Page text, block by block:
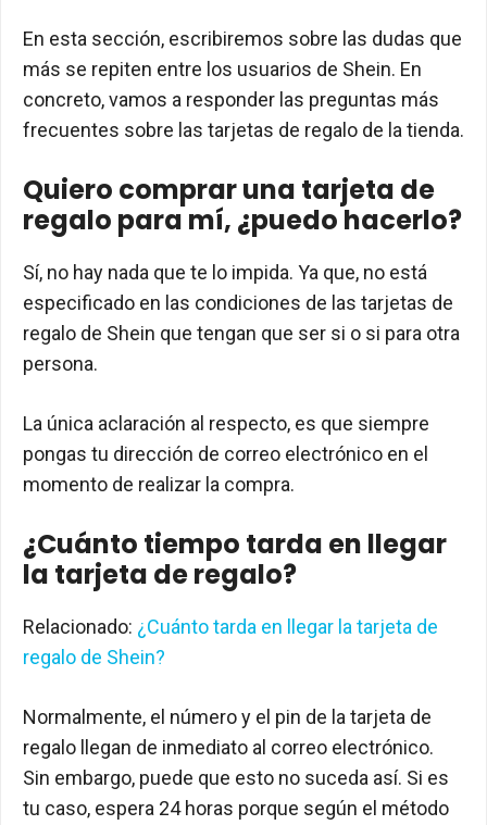
En esta sección, escribiremos sobre las dudas que
más se repiten entre los usuarios de Shein. En
concreto, vamos a responder las preguntas más
frecuentes sobre las tarjetas de regalo de la tienda.
Quiero comprar una tarjeta de
regalo para mí, ¿puedo hacerlo?
Sí, no hay nada que te lo impida. Ya que, no está
especificado en las condiciones de las tarjetas de
regalo de Shein que tengan que ser si o si para otra
persona.
La única aclaración al respecto, es que siempre
pongas tu dirección de correo electrónico en el
momento de realizar la compra.
¿Cuánto tiempo tarda en llegar
la tarjeta de regalo?
Relacionado: ¿Cuánto tarda en llegar la tarjeta de
regalo de Shein?
Normalmente, el número y el pin de la tarjeta de
regalo llegan de inmediato al correo electrónico.
Sin embargo, puede que esto no suceda así. Si es
tu caso, espera 24 horas porque según el método